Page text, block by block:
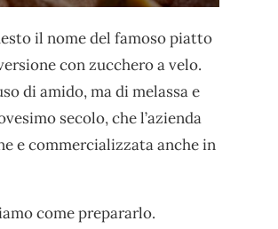
il nome del famoso piatto
con zucchero a velo.
di amido, ma di melassa e
secolo, che l’azienda
e commercializzata anche in
come prepararlo.